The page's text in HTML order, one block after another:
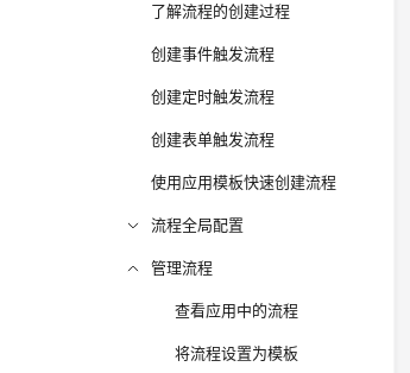
了解流程的创建过程
创建事件触发流程
创建定时触发流程
创建表单触发流程
使用应用模板快速创建流程
流程全局配置
管理流程
查看应用中的流程
将流程设置为模板